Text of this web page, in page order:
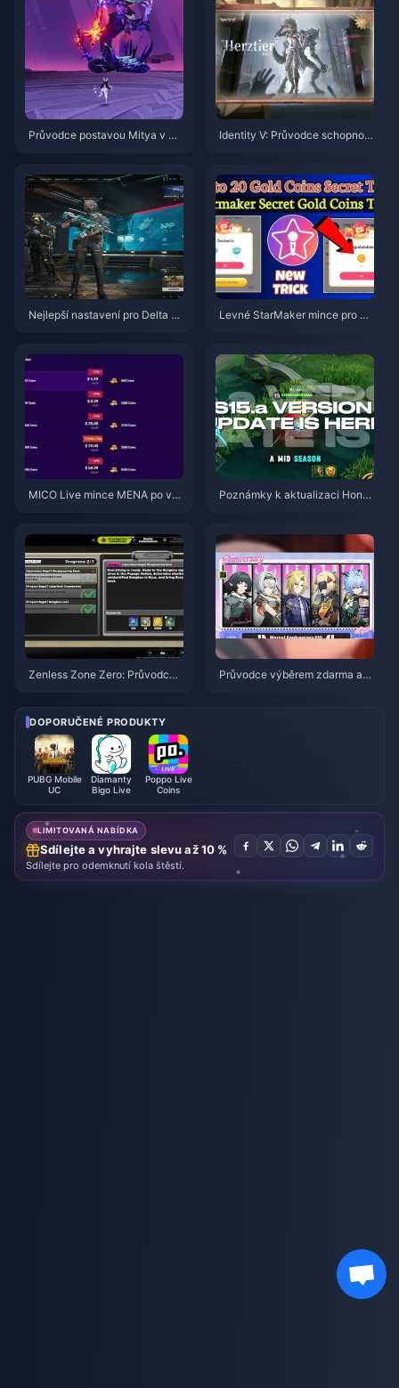
Průvodce postavou Mitya v Ge
Identity V: Průvodce schopnost
Nejlepší nastavení pro Delta Fo
Levné StarMaker mince pro ko
MICO Live mince MENA po ver
Poznámky k aktualizaci Honor
Zenless Zone Zero: Průvodce
Průvodce výběrem zdarma ag
DOPORUČENÉ PRODUKTY
PUBG Mobile
UC
Diamanty
Bigo Live
Poppo Live
Coins
LIMITOVANÁ NABÍDKA
Sdílejte a vyhrajte slevu až 10 %
Sdílejte pro odemknutí kola štěstí.